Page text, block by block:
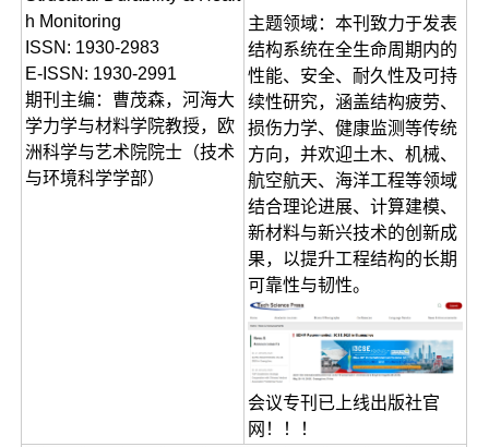
h Monitoring
ISSN: 1930-2983
E-ISSN: 1930-2991
期刊主编：曹茂森，河海大
学力学与材料学院教授，欧
洲科学与艺术院院士（技术
与环境科学学部）
主题领域：本刊致力于发表
结构系统在全生命周期内的
性能、安全、耐久性及可持
续性研究，涵盖结构疲劳、
损伤力学、健康监测等传统
方向，并欢迎土木、机械、
航空航天、海洋工程等领域
结合理论进展、计算建模、
新材料与新兴技术的创新成
果，以提升工程结构的长期
可靠性与韧性。
会议专刊已上线出版社官
网！！！